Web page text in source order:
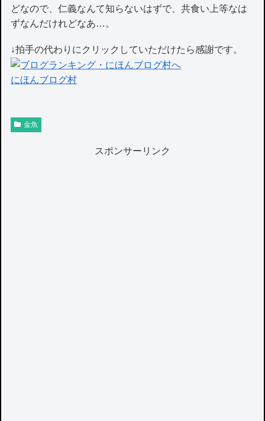
どなので、仁義なんて知らないはずで、共食い上等なは
ずなんだけれどなあ…。
↓拍手の代わりにクリックしていただけたら感謝です。
にほんブログ村
金魚
スポンサーリンク